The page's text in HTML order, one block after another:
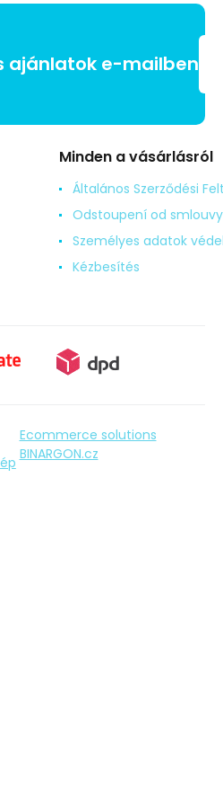
ajánlatok e-mailben
Minden a vásárlásról
Általános Szerződési
Odstoupení od smlouvy
Személyes adatok
Kézbesítés
Ecommerce solutions
BINARGON.cz